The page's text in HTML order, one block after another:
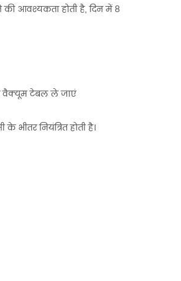
आवश्यकता होती है, दिन में 8
वैक्यूम टेबल ले जाएं
भीतर नियंत्रित होती है।